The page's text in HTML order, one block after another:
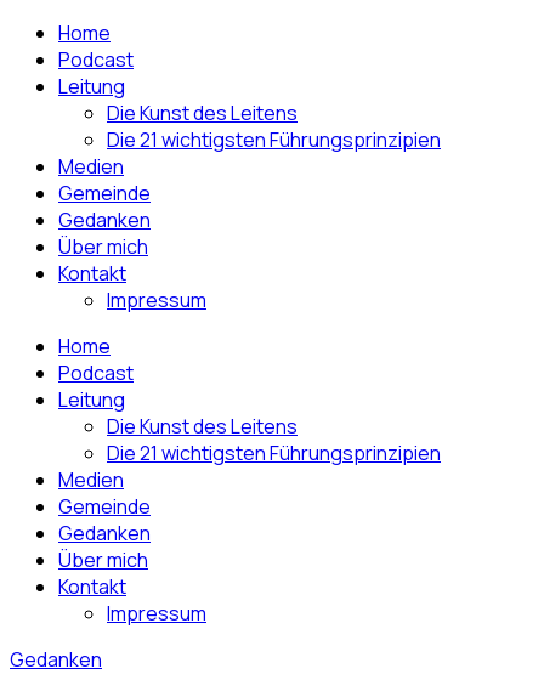
Home
Podcast
Leitung
Die Kunst des Leitens
Die 21 wichtigsten Führungsprinzipien
Medien
Gemeinde
Gedanken
Über mich
Kontakt
Impressum
Home
Podcast
Leitung
Die Kunst des Leitens
Die 21 wichtigsten Führungsprinzipien
Medien
Gemeinde
Gedanken
Über mich
Kontakt
Impressum
Gedanken